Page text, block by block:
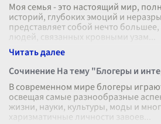
Моя семья - это настоящий мир,
историй, глубоких эмоций и
представляет собой нечто
людей, связанных кровными узам
Сочинение На тему "Блогеры и
В современном мире блогеры
освещая самые разнообразные
жизни, науки, культуры, моды и
харизматичные личности завоев